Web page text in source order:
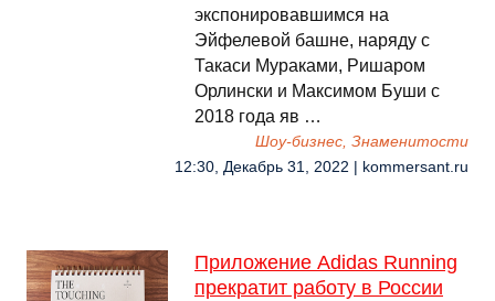
экспонировавшимся на
Эйфелевой башне, наряду с
Такаси Мураками, Ришаром
Орлински и Максимом Буши с
2018 года яв …
Шоу-бизнес, Знаменитости
12:30, Декабрь 31, 2022 | kommersant.ru
Приложение Adidas Running
прекратит работу в России